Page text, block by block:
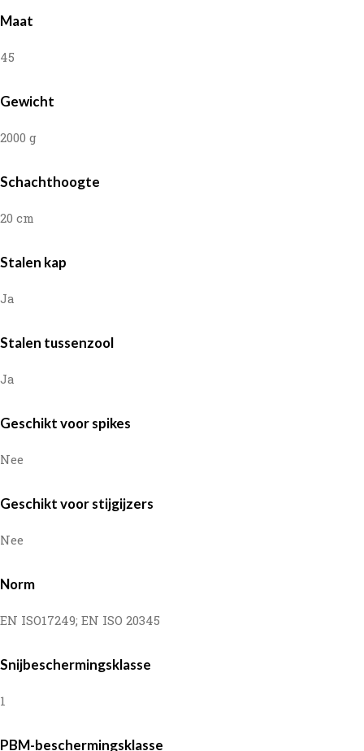
Maat
45
Gewicht
2000 g
Schachthoogte
20 cm
Stalen kap
Ja
Stalen tussenzool
Ja
Geschikt voor spikes
Nee
Geschikt voor stijgijzers
Nee
Norm
EN ISO17249; EN ISO 20345
Snijbeschermingsklasse
1
PBM-beschermingsklasse